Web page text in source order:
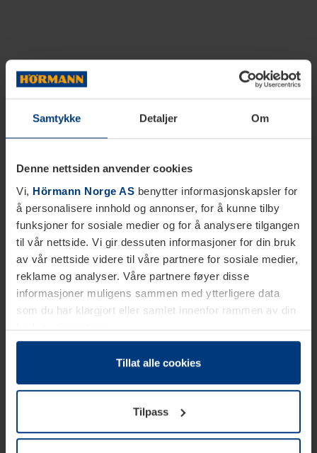
Samtykke Detaljer Om
Denne nettsiden anvender cookies
Vi, Hörmann Norge AS benytter informasjonskapsler for
å personalisere innhold og annonser, for å kunne tilby
funksjoner for sosiale medier og for å analysere tilgangen
til vår nettside. Vi gir dessuten informasjoner for din bruk
av vår nettside videre til våre partnere for sosiale medier,
reklame og analyser. Våre partnere føyer disse
informasjoner muligens sammen med ytterligere data
som du har klargjort eller samlet innenfor rammen av din
bruk av tjenestene.
Etter loven kan vi lagre informasjonskapsler på din
datamaskin, hvis disse er absolutt nødvendig for drift av
trenger vi din tillatelse. Du kan når som helst endre eller
tilbakekalle ditt samtykke i forklaringen av
informasjonskapselen på sidenPersonvernerklæringpå
Tillat alle cookies
Tilpass